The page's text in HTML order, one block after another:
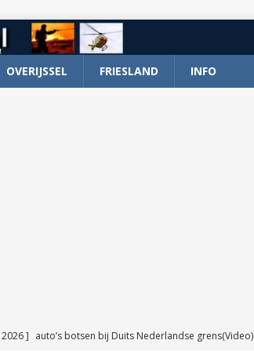
OVERIJSSEL FRIESLAND INFO
] auto’s botsen bij Duits Nederlandse grens(Video)